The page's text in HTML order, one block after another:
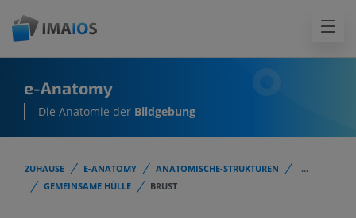
e-Anatomy
Die Anatomie der Bildgebung
ZUHAUSE E-ANATOMY ANATOMISCHE-STRUKTUREN
...
GEMEINSAME HÜLLE
BRUST